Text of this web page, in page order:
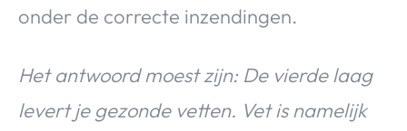
onder de correcte inzendingen.
Het antwoord moest zijn: De vierde laag
levert je gezonde vetten. Vet is namelijk